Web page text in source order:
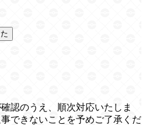
認のうえ、順次対応いたしま
できないことを予めご了承くだ